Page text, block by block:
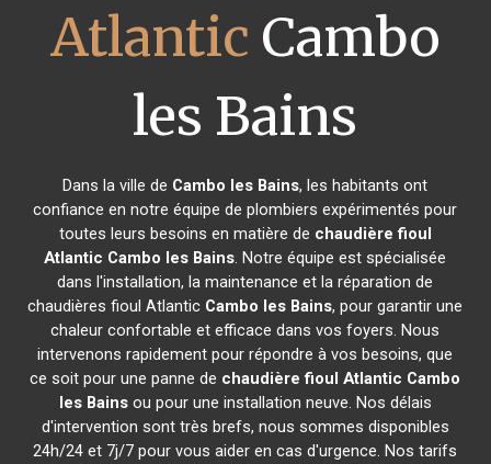
Atlantic Cambo
les Bains
Dans la ville de Cambo les Bains, les habitants ont
confiance en notre équipe de plombiers expérimentés pour
toutes leurs besoins en matière de chaudière fioul
Atlantic Cambo les Bains. Notre équipe est spécialisée
dans l'installation, la maintenance et la réparation de
chaudières fioul Atlantic Cambo les Bains, pour garantir une
chaleur confortable et efficace dans vos foyers. Nous
intervenons rapidement pour répondre à vos besoins, que
ce soit pour une panne de chaudière fioul Atlantic Cambo
les Bainsou pour une installation neuve. Nos délais
d'intervention sont très brefs, nous sommes disponibles
24h/24 et 7j/7 pour vous aider en cas d'urgence. Nos tarifs